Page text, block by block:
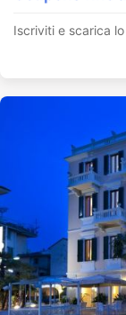
Iscriviti e scarica